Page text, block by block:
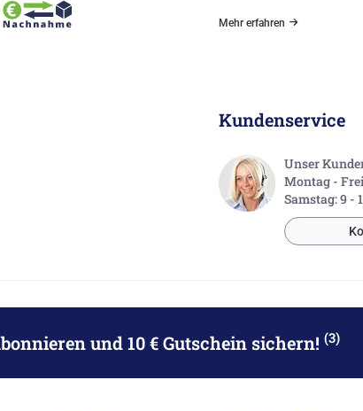
Mehr erfahren
Kundenservice
Unser
Montag -
Samstag: 9 -
und 10 € Gutschein sichern! (3)